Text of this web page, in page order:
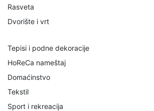
Rasveta
Dvorište i vrt
Tepisi i podne dekoracije
HoReCa nameštaj
Domaćinstvo
Tekstil
Sport i rekreacija